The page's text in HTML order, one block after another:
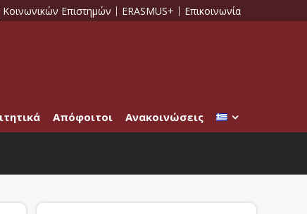
Επιστημών ERASMUS+ Επικοινωνία
Απόφοιτοι Ανακοινώσεις